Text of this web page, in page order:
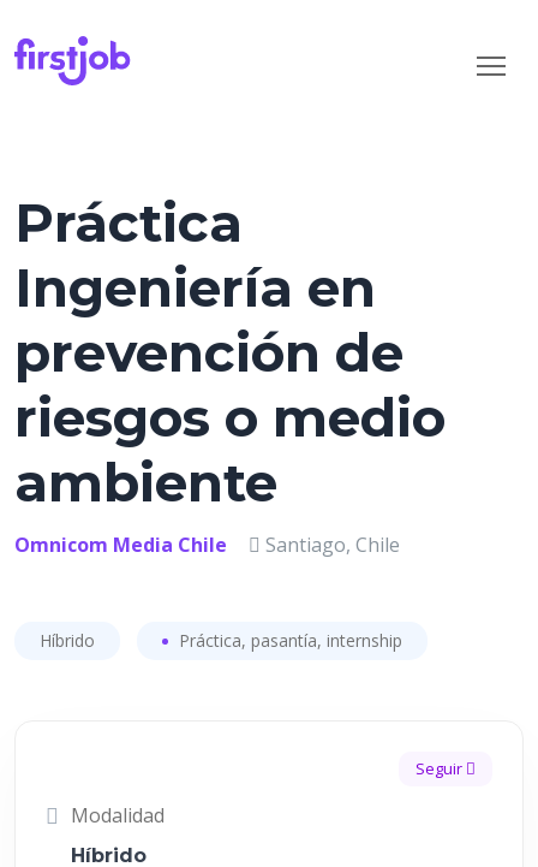
Práctica
Ingeniería en
prevención de
riesgos o medio
ambiente
Omnicom Media Chile Santiago, Chile
Híbrido Práctica, pasantía, internship
Seguir
Modalidad
Híbrido